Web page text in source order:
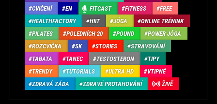
CVIČENÍ
EN FITCAST FITNESS
FREE
HEALTHFACTORY
HIIT JÓGA
ONLINE TRÉNINK
PILATES
POLEDNÍCH 20 POUND
POWER JÓGA
ROZCVIČKA
SK STORIES
STRAVOVÁNÍ
TABATA
TANEC TESTOSTERON
TIPY
TRENDY
TUTORIALS ULTRA HD
VTIPNÉ
ZDRAVÁ ZÁDA
ZDRAVÉ PROTAHOVÁNÍ ŽIVĚ